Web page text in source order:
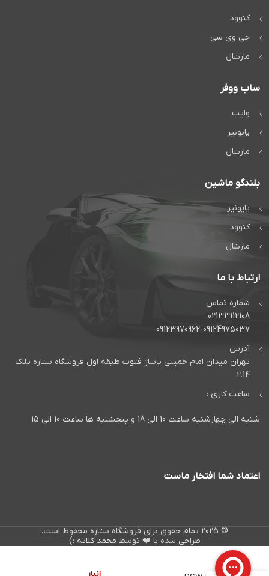
کنوود
جی وی سی
مارشال
ساب ووفر
وایب
پایونیر
مارشال
بلندگو ماشین
پایونیر
کنوود
مارشال
ارتباط با ما
شماره تماس
02133112108
09123970962-09124975037
آدرس
تهران میدان امام خمینی پاساژ فتوت طبقه اول فروشگاه ستاره پلاک
2.14
ساعت کاری :
شنبه الی چهارشنبه ساعت 10 الی 18 و پنجشنبه ها ساعت 10 الی 15
اعتماد شما افتخار ماست
© 2025 تمام حقوق برای فروشگاه ستاره محفوظ است.
طراحی شده با ❤️ توسط محمد کلاته :)
Alphasonik